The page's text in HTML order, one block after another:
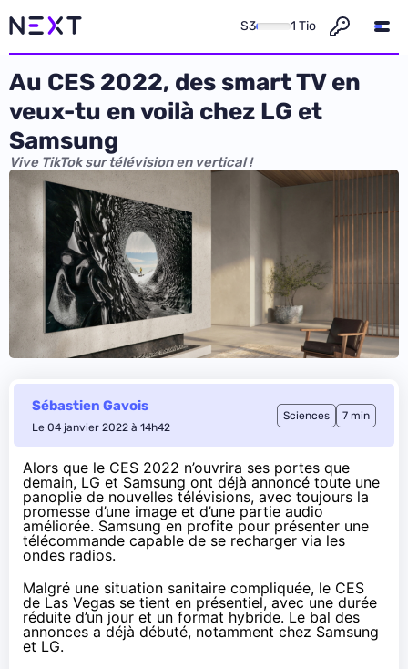
S3 1 Tio
Au CES 2022, des smart TV en
veux-tu en voilà chez LG et
Samsung
Vive TikTok sur télévision en vertical !
Sébastien Gavois
Le 04 janvier 2022 à 14h42
Sciences 7 min
Alors que le CES 2022 n’ouvrira ses portes que
demain, LG et Samsung ont déjà annoncé toute une
panoplie de nouvelles télévisions, avec toujours la
promesse d’une image et d’une partie audio
améliorée. Samsung en profite pour présenter une
télécommande capable de se recharger via les
ondes radios.
Malgré une situation sanitaire compliquée, le CES
de Las Vegas se tient en présentiel, avec une durée
réduite d’un jour et un format hybride. Le bal des
annonces a déjà débuté, notamment chez Samsung
et LG.